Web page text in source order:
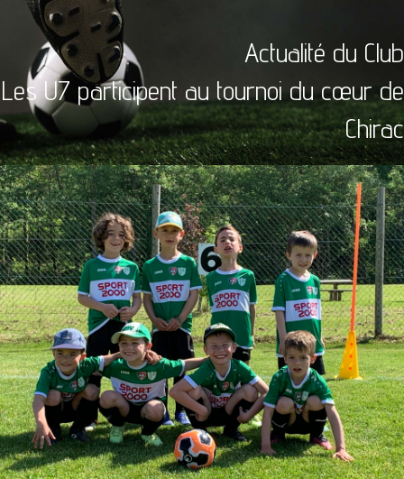
Actualité du Club
Les U7 participent au tournoi du cœur de
Chirac